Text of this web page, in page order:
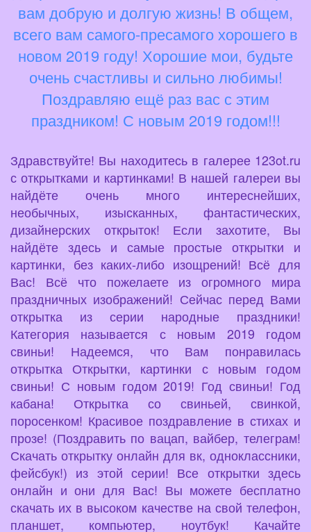
вам добрую и долгую жизнь! В общем,
всего вам самого-пресамого хорошего в
новом 2019 году! Хорошие мои, будьте
очень счастливы и сильно любимы!
Поздравляю ещё раз вас с этим
праздником! С новым 2019 годом!!!
Здравствуйте! Вы находитесь в галерее 123ot.ru
с открытками и картинками! В нашей галереи вы
найдёте очень много интереснейших,
необычных, изысканных, фантастических,
дизайнерских открыток! Если захотите, Вы
найдёте здесь и самые простые открытки и
картинки, без каких-либо изощрений! Всё для
Вас! Всё что пожелаете из огромного мира
праздничных изображений! Сейчас перед Вами
открытка из серии народные праздники!
Категория называется с новым 2019 годом
свиньи! Надеемся, что Вам понравилась
открытка Открытки, картинки с новым годом
свиньи! С новым годом 2019! Год свиньи! Год
кабана! Открытка со свиньей, свинкой,
поросенком! Красивое поздравление в стихах и
прозе! (Поздравить по вацап, вайбер, телеграм!
Скачать открытку онлайн для вк, одноклассники,
фейсбук!) из этой серии! Все открытки здесь
онлайн и они для Вас! Вы можете бесплатно
скачать их в высоком качестве на свой телефон,
планшет, компьютер, ноутбук! Качайте